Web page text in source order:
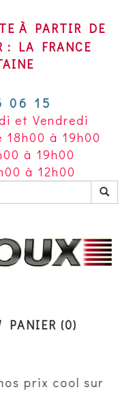
À PARTIR DE
: LA FRANCE
06 15
et Vendredi
à 19h00
à 19h00
à 12h00
PANIER (0)
prix cool sur les